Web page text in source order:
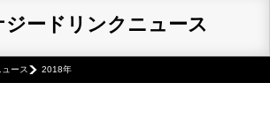
ジードリンクニュース
ース 2018年